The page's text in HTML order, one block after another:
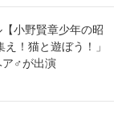
小野賢章少年の昭
！猫と遊ぼう！」
ア♂が出演